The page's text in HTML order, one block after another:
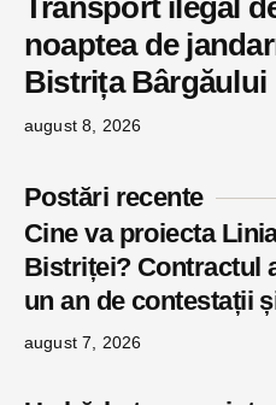
Transport ilegal
noaptea de
Bistrița Bârgăului
august 8, 2026
Postări recente
Cine va proiecta
Bistriței? Contractul
un an de contestații
august 7, 2026